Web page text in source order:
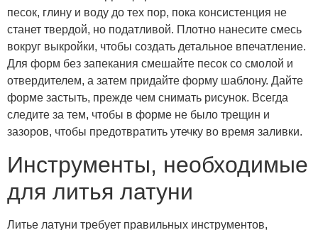
песок, глину и воду до тех пор, пока консистенция не
станет твердой, но податливой. Плотно нанесите смесь
вокруг выкройки, чтобы создать детальное впечатление.
Для форм без запекания смешайте песок со смолой и
отвердителем, а затем придайте форму шаблону. Дайте
форме застыть, прежде чем снимать рисунок. Всегда
следите за тем, чтобы в форме не было трещин и
зазоров, чтобы предотвратить утечку во время заливки.
Инструменты, необходимые
для литья латуни
Литье латуни требует правильных инструментов,